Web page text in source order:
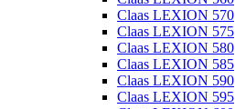
Claas LEXION 570
Claas LEXION 575
Claas LEXION 580
Claas LEXION 585
Claas LEXION 590
Claas LEXION 595